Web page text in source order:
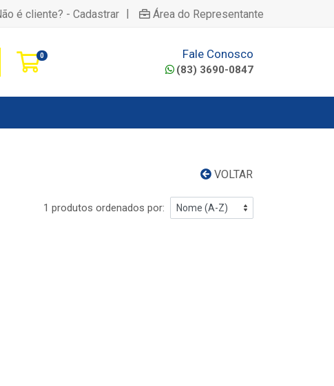
é cliente? - Cadastrar | Área do Representante
0 Fale Conosco
(83) 3690-0847
VOLTAR
1 produtos ordenados por: